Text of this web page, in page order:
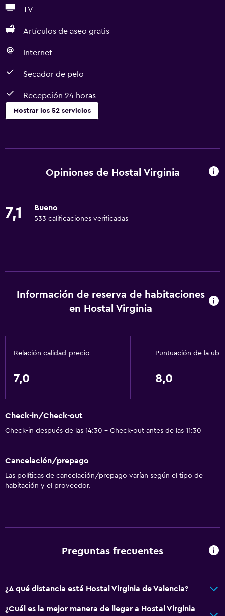
TV
Artículos de aseo gratis
Internet
Secador de pelo
Recepción 24 horas
Mostrar los 52 servicios
Wifi gratis
Toallas
Calefacción
Bar de tapas
Restaurante
Máquina expendedora (bebidas)
Máquina expendedora (botanas)
Accesibilidad
Para no fumadores
Plantas superiores accesibles por ascensor
Opiniones de Hostal Virginia
7,1 Bueno
533 calificaciones verificadas
Información de reserva de habitaciones
en Hostal Virginia
Relación calidad-precio
7,0
Puntuación de la
8,0
Check-in/Check-out
Check-in después de las 14:30 - Check-out antes de las 11:30
Cancelación/prepago
Las políticas de cancelación/prepago varían según el tipo de
habitación y el proveedor.
Preguntas frecuentes
¿A qué distancia está Hostal Virginia de Valencia?
¿Cuál es la mejor manera de llegar a Hostal Virginia